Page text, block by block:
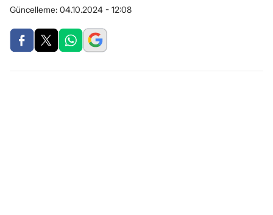
Güncelleme: 04.10.2024 - 12:08